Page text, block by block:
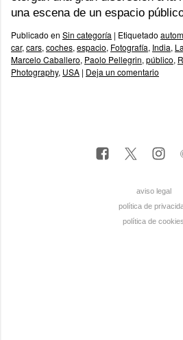
una escena de un espacio
Publicado en Sin categoría | Etiquetado
car, cars, coches, espacio, Fotografía, India,
Marcelo Caballero, Paolo Pellegrin, público,
Photography, USA | Deja un comentario
aviso legal
política de
política de cookies